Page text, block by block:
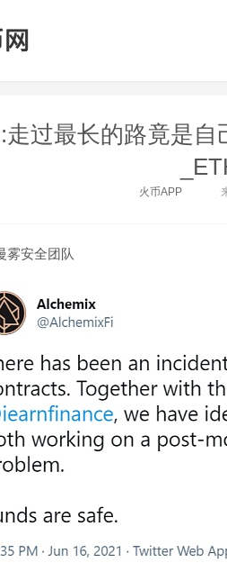
走过最长的路竟是
火币APP
雾安全团队